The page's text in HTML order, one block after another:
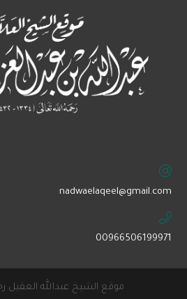
‏nadwaelaqeel@gmail.com
00966506199971
موقع الشيخ عبدالله العقيل